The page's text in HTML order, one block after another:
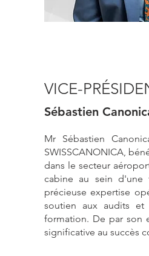
VICE-
Sébastien
Mr Sébastien
SWISSCANONICA,
dans le secteur
cabine au sein d'une
précieuse expertise
soutien aux audits
formation. De par son
significative au succès